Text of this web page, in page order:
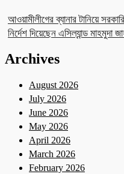
আওয়ামীলীগের ব্যানার টানিয়ে
নির্দেশ দিয়েছেন এসিল্যান্ড মাহমুদা
Archives
August 2026
July 2026
June 2026
May 2026
April 2026
March 2026
February 2026